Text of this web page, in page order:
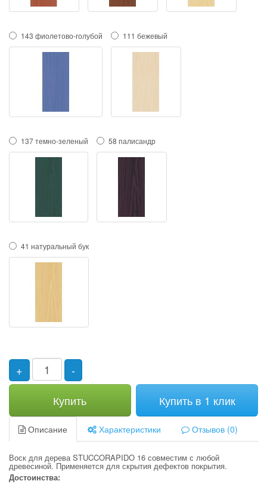
143 фиолетово-голубой 111 бежевый
137 темно-зеленый 58 палисандр
41 натуральный бук
+
-
Купить
Купить в 1 клик
Описание Характеристики Отзывов (0)
Воск для дерева STUCCORAPIDO 16 совместим с любой
древесиной. Применяется для скрытия дефектов покрытия.
Достоинства: